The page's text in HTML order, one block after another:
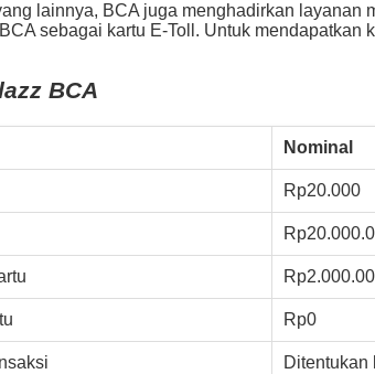
lainnya, BCA juga menghadirkan layanan
sebagai kartu E-Toll. Untuk mendapatkan
BCA
Nominal
Rp20.000
Rp0
Ditentukan